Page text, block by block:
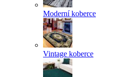
Moderní koberce
Vintage koberce